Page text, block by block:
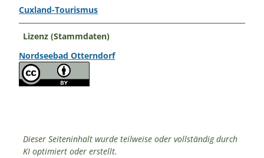
Cuxland-Tourismus
Lizenz (Stammdaten)
Nordseebad Otterndorf
Dieser Seiteninhalt wurde teilweise oder vollständig durch
KI optimiert oder erstellt.